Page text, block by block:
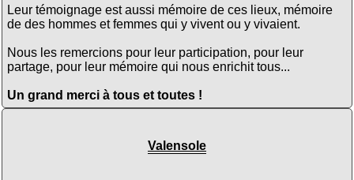
Leur témoignage est aussi mémoire de ces lieux, mémoire
de des hommes et femmes qui y vivent ou y vivaient.
Nous les remercions pour leur participation, pour leur
partage, pour leur mémoire qui nous enrichit tous...
Un grand merci à tous et toutes !
Valensole